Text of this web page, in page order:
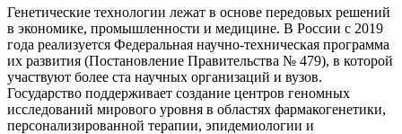
Генетические технологии лежат в основе передовых решений
в экономике, промышленности и медицине. В России с 2019
года реализуется Федеральная научно-техническая программа
их развития (Постановление Правительства № 479), в которой
участвуют более ста научных организаций и вузов.
Государство поддерживает создание центров геномных
исследований мирового уровня в областях фармакогенетики,
персонализированной терапии, эпидемиологии и